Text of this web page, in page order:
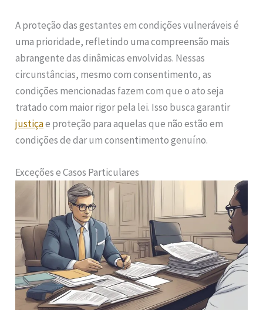
A proteção das gestantes em condições vulneráveis é
uma prioridade, refletindo uma compreensão mais
abrangente das dinâmicas envolvidas. Nessas
circunstâncias, mesmo com consentimento, as
condições mencionadas fazem com que o ato seja
tratado com maior rigor pela lei. Isso busca garantir
justiçae proteção para aquelas que não estão em
condições de dar um consentimento genuíno.
Exceções e Casos Particulares